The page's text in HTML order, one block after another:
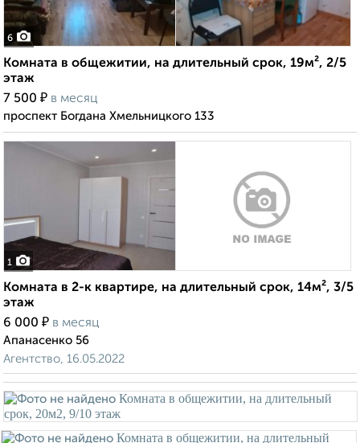
6
Комната в общежитии, на длительный срок, 19м², 2/5
этаж
7 500 ₽ в месяц
проспект Богдана Хмельницкого 133
1
Комната в 2-к квартире, на длительный срок, 14м², 3/5
этаж
6 000 ₽ в месяц
Апанасенко 56
Агентство, 16.05.2022